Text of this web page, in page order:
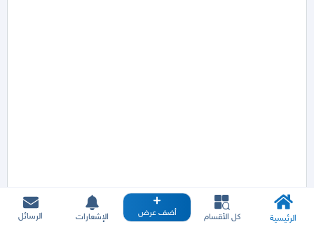
الرئيسية كل الأقسام أضف عرض الإشعارات الرسائل